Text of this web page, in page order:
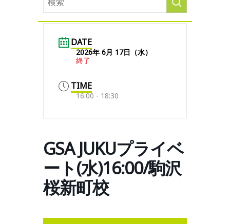
DATE
2026年 6月 17日（水）
終了
TIME
16:00 - 18:30
GSA JUKUプライベ
ート(水)16:00/駒沢
桜新町校